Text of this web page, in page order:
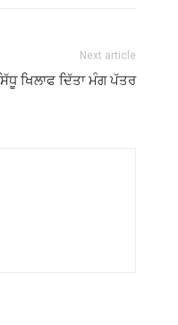
Next article
ਖਿਲਾਫ ਦਿੱਤਾ ਮੰਗ ਪੱਤਰ